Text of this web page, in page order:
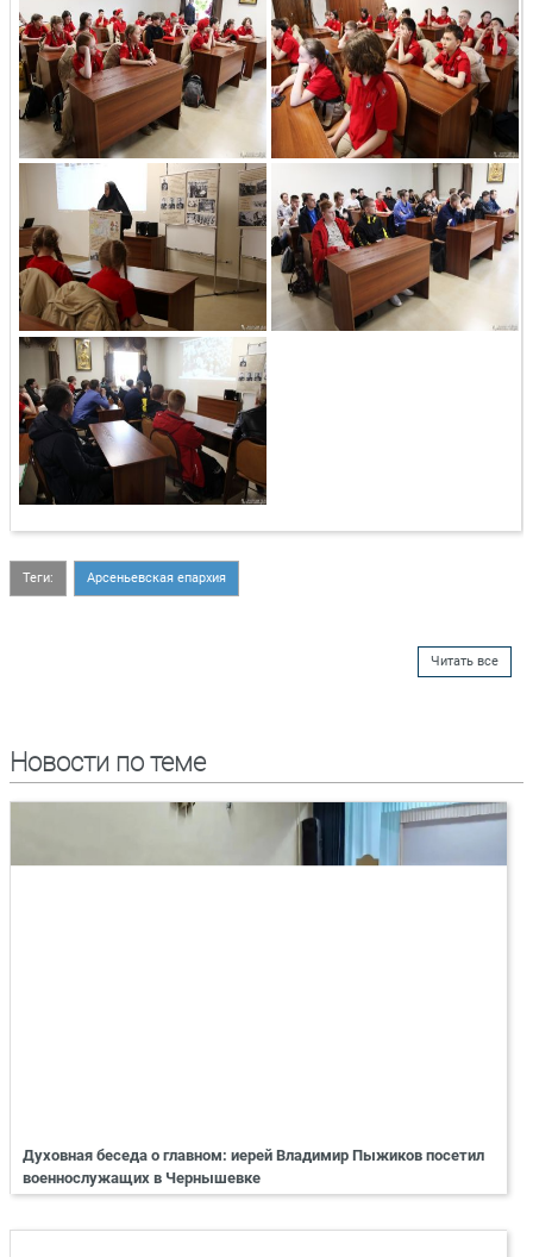
Теги: Арсеньевская епархия
Читать все
Новости по теме
Духовная беседа о главном: иерей Владимир Пыжиков посетил
военнослужащих в Чернышевке